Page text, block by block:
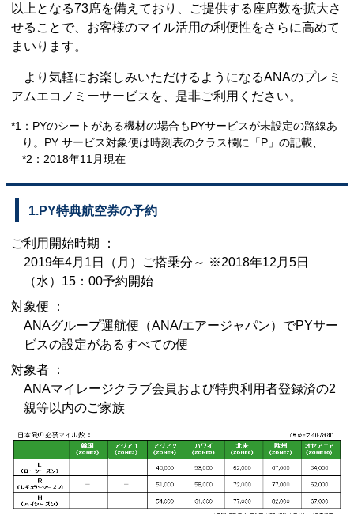
以上となる73席を備えており、ご提供する座席数を拡大さ
せることで、お客様のマイル活用の利便性をさらに高めて
まいります。
より気軽にお楽しみいただけるようになるANAのプレミ
アムエコノミーサービスを、是非ご利用ください。
*1：PYのシートがある機材の場合もPYサービスが未設定の路線あ
り。PY サービス対象便は時刻表のクラス欄に「P」の記載、
*2：2018年11月現在
1.PY特典航空券の予約
ご利用開始時期 ：
2019年4月1日（月）ご搭乗分～ ※2018年12月5日
（水）15：00予約開始
対象便 ：
ANAグループ運航便（ANA/エアージャパン）でPYサー
ビスの設定があるすべての便
対象者 ：
ANAマイレージクラブ会員および特典利用者登録済の2
親等以内のご家族